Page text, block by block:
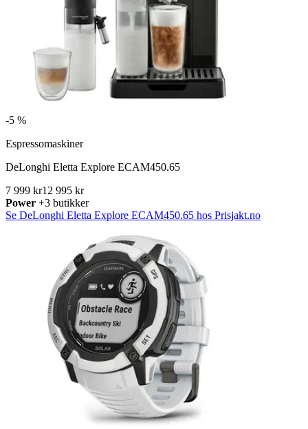
-5 %
Espressomaskiner
DeLonghi Eletta Explore ECAM450.65
7 999 kr12 995 kr
Power +3 butikker
Se DeLonghi Eletta Explore ECAM450.65 hos Prisjakt.no